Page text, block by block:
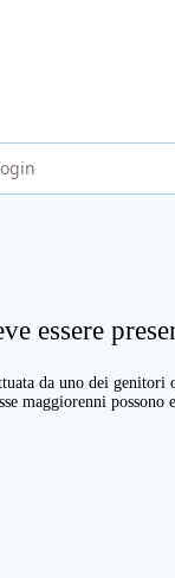
essere
da uno dei genitori
maggiorenni